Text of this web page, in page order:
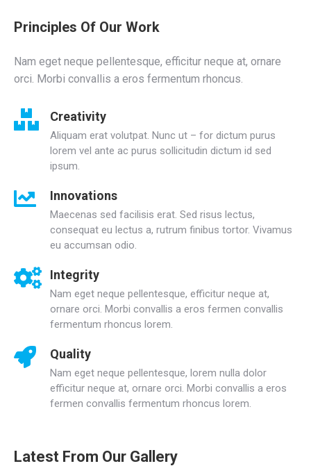
Principles Of Our Work
Nam eget neque pellentesque, efficitur neque at, ornare
orci. Morbi convallis a eros fermentum rhoncus.
Creativity
Aliquam erat volutpat. Nunc ut – for dictum purus
lorem vel ante ac purus sollicitudin dictum id sed
ipsum.
Innovations
Maecenas sed facilisis erat. Sed risus lectus,
consequat eu lectus a, rutrum finibus tortor. Vivamus
eu accumsan odio.
Integrity
Nam eget neque pellentesque, efficitur neque at,
ornare orci. Morbi convallis a eros fermen convallis
fermentum rhoncus lorem.
Quality
Nam eget neque pellentesque, lorem nulla dolor
efficitur neque at, ornare orci. Morbi convallis a eros
fermen convallis fermentum rhoncus lorem.
Latest From Our Gallery